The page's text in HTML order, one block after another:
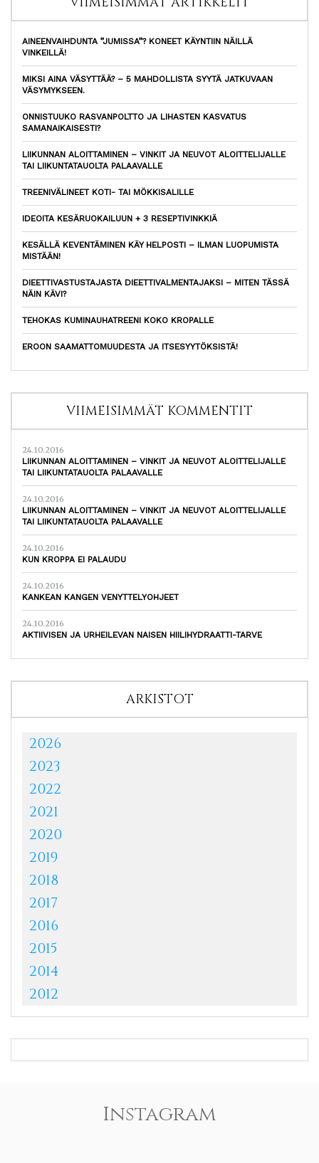
AINEENVAIHDUNTA ”JUMISSA”? KONEET KÄYNTIIN NÄILLÄ
VINKEILLÄ!
MIKSI AINA VÄSYTTÄÄ? – 5 MAHDOLLISTA SYYTÄ JATKUVAAN
VÄSYMYKSEEN.
ONNISTUUKO RASVANPOLTTO JA LIHASTEN KASVATUS
SAMANAIKAISESTI?
LIIKUNNAN ALOITTAMINEN – VINKIT JA NEUVOT ALOITTELIJALLE
TAI LIIKUNTATAUOLTA PALAAVALLE
TREENIVÄLINEET KOTI- TAI MÖKKISALILLE
IDEOITA KESÄRUOKAILUUN + 3 RESEPTIVINKKIÄ
KESÄLLÄ KEVENTÄMINEN KÄY HELPOSTI – ILMAN LUOPUMISTA
MISTÄÄN!
DIEETTIVASTUSTAJASTA DIEETTIVALMENTAJAKSI – MITEN TÄSSÄ
NÄIN KÄVI?
TEHOKAS KUMINAUHATREENI KOKO KROPALLE
EROON SAAMATTOMUUDESTA JA ITSESYYTÖKSISTÄ!
VIIMEISIMMÄT KOMMENTIT
24.10.2016
LIIKUNNAN ALOITTAMINEN – VINKIT JA NEUVOT ALOITTELIJALLE
TAI LIIKUNTATAUOLTA PALAAVALLE
24.10.2016
LIIKUNNAN ALOITTAMINEN – VINKIT JA NEUVOT ALOITTELIJALLE
TAI LIIKUNTATAUOLTA PALAAVALLE
24.10.2016
KUN KROPPA EI PALAUDU
24.10.2016
KANKEAN KANGEN VENYTTELYOHJEET
24.10.2016
AKTIIVISEN JA URHEILEVAN NAISEN HIILIHYDRAATTI-TARVE
ARKISTOT
2026
2023
2022
2021
2020
2019
2018
2017
2016
2015
2014
2012
Instagram